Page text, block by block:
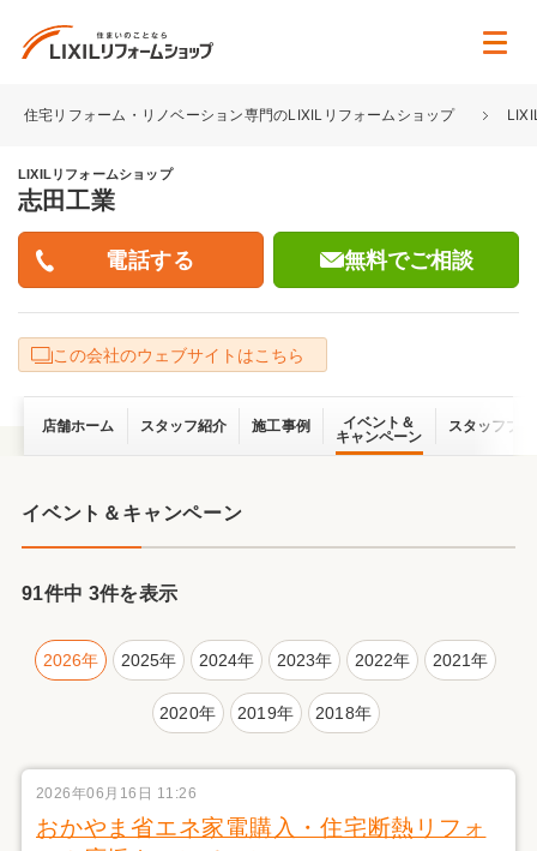
住宅リフォーム・リノベーション専門のLIXILリフォームショップ
LIXILリフォームショップ
志田工業
無料でご相談
この会社のウェブサイトはこちら
店舗ホーム スタッフ紹介 施工事例
イベント＆
キャンペーン
スタッフブ
イベント＆キャンペーン
91件中 3件を表示
2026年 2025年 2024年 2023年 2022年 2021年
2020年 2019年 2018年
2026年06月16日 11:26
おかやま省エネ家電購入・住宅断熱リフォ